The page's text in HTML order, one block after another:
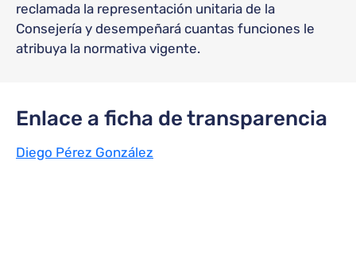
reclamada la representación unitaria de la
Consejería y desempeñará cuantas funciones le
atribuya la normativa vigente.
Enlace a ficha de transparencia
Diego Pérez González